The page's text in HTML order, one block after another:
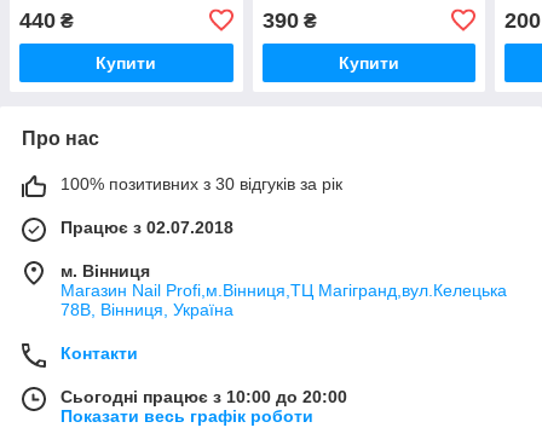
440 ₴
Купити
390₴
Купити
200
Про нас
100% позитивних з 30 відгуків за рік
Працює з 02.07.2018
м. Вінниця
Магазин Nail Profi,м.Вінниця,ТЦ Магігранд,вул.Келецька
78В, Вінниця, Україна
Контакти
Сьогодні працює з 10:00 до 20:00
Показати весь графік роботи